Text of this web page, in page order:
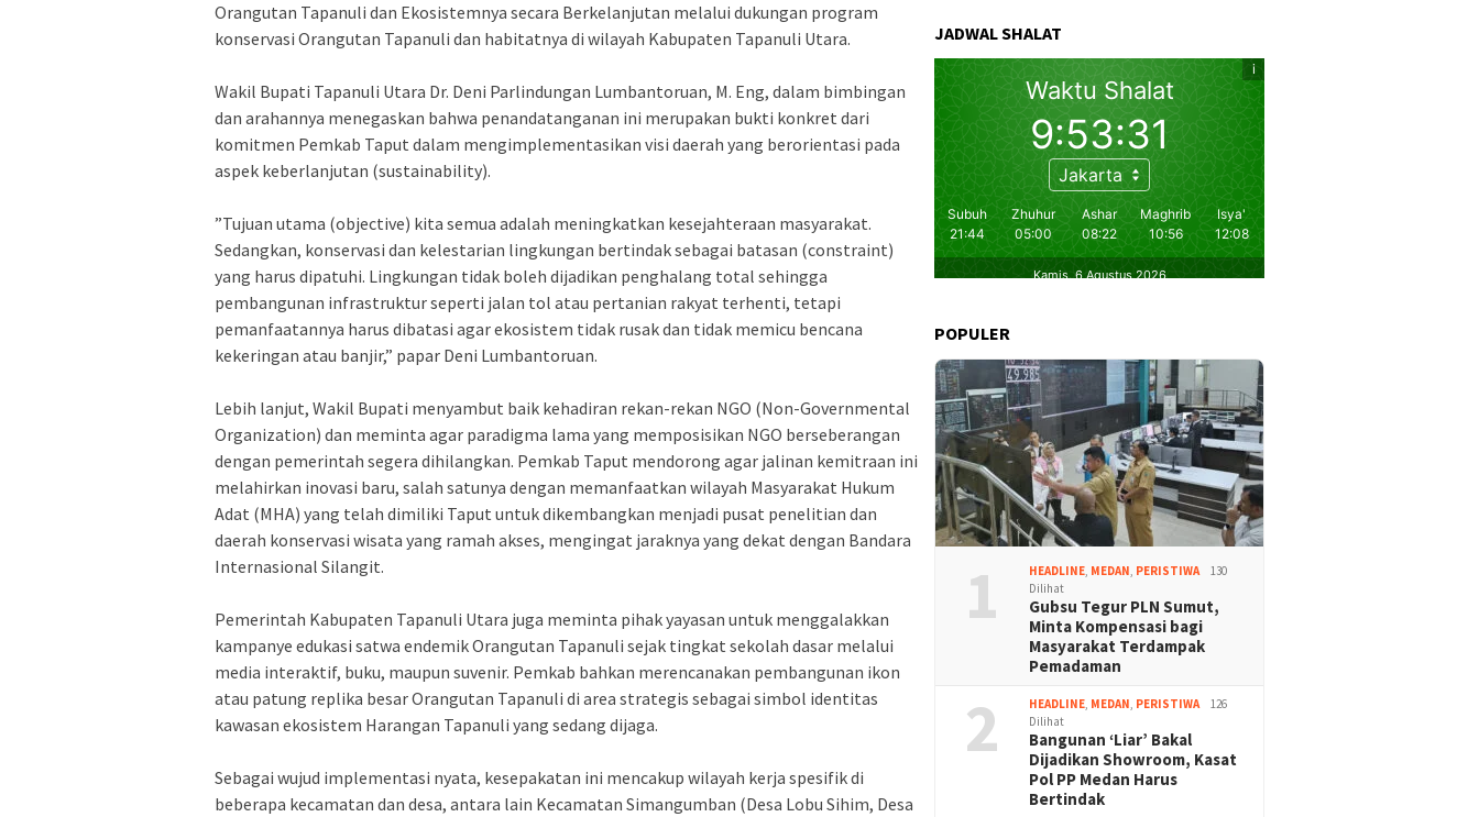
Orangutan Tapanuli dan Ekosistemnya secara Berkelanjutan melalui dukungan program
konservasi Orangutan Tapanuli dan habitatnya di wilayah Kabupaten Tapanuli Utara.
‎Wakil Bupati Tapanuli Utara Dr. Deni Parlindungan Lumbantoruan, M. Eng, dalam bimbingan
dan arahannya menegaskan bahwa penandatanganan ini merupakan bukti konkret dari
komitmen Pemkab Taput dalam mengimplementasikan visi daerah yang berorientasi pada
aspek keberlanjutan (sustainability).
‎”Tujuan utama (objective) kita semua adalah meningkatkan kesejahteraan masyarakat.
Sedangkan, konservasi dan kelestarian lingkungan bertindak sebagai batasan (constraint)
yang harus dipatuhi. Lingkungan tidak boleh dijadikan penghalang total sehingga
pembangunan infrastruktur seperti jalan tol atau pertanian rakyat terhenti, tetapi
pemanfaatannya harus dibatasi agar ekosistem tidak rusak dan tidak memicu bencana
kekeringan atau banjir,” papar Deni Lumbantoruan.
‎Lebih lanjut, Wakil Bupati menyambut baik kehadiran rekan-rekan NGO (Non-Governmental
Organization) dan meminta agar paradigma lama yang memposisikan NGO berseberangan
dengan pemerintah segera dihilangkan. Pemkab Taput mendorong agar jalinan kemitraan ini
melahirkan inovasi baru, salah satunya dengan memanfaatkan wilayah Masyarakat Hukum
Adat (MHA) yang telah dimiliki Taput untuk dikembangkan menjadi pusat penelitian dan
daerah konservasi wisata yang ramah akses, mengingat jaraknya yang dekat dengan Bandara
Internasional Silangit.
‎Pemerintah Kabupaten Tapanuli Utara juga meminta pihak yayasan untuk menggalakkan
kampanye edukasi satwa endemik Orangutan Tapanuli sejak tingkat sekolah dasar melalui
media interaktif, buku, maupun suvenir. Pemkab bahkan merencanakan pembangunan ikon
atau patung replika besar Orangutan Tapanuli di area strategis sebagai simbol identitas
kawasan ekosistem Harangan Tapanuli yang sedang dijaga.
‎Sebagai wujud implementasi nyata, kesepakatan ini mencakup wilayah kerja spesifik di
beberapa kecamatan dan desa, antara lain Kecamatan Simangumban (Desa Lobu Sihim, Desa
JADWAL SHALAT
POPULER
1 HEADLINE, MEDAN, PERISTIWA
130
Dilihat
Gubsu Tegur PLN Sumut,
Minta Kompensasi bagi
Masyarakat Terdampak
Pemadaman
2 HEADLINE, MEDAN, PERISTIWA
126
Dilihat
Bangunan ‘Liar’ Bakal
Dijadikan Showroom, Kasat
Pol PP Medan Harus
Bertindak